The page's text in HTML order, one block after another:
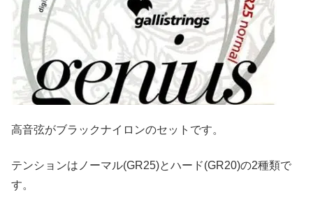
高音弦がブラックナイロンのセットです。
テンションはノーマル(GR25)とハード(GR20)の2種類で
す。